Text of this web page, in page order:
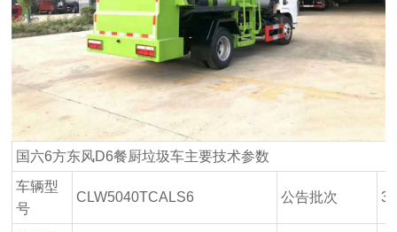
国六6方东风D6餐厨垃圾车主要技术参数
车辆型
号
CLW5040TCALS6 公告批次